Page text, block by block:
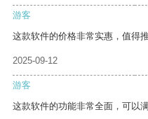
游客
这款软件的价格非常实惠，值得推
2025-09-12
游客
这款软件的功能非常全面，可以